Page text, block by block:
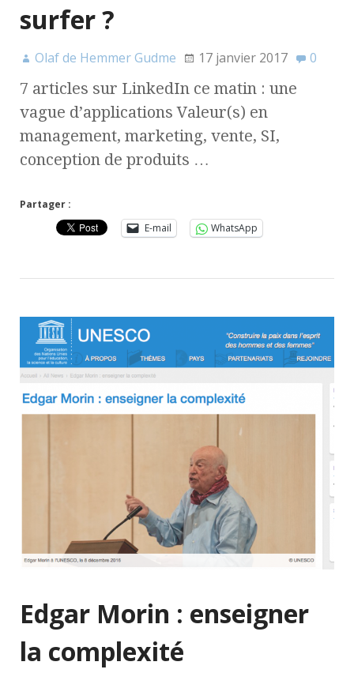
surfer ?
Olaf de Hemmer Gudme 17 janvier 2017 0
7 articles sur LinkedIn ce matin : une
vague d’applications Valeur(s) en
management, marketing, vente, SI,
conception de produits …
Partager :
E-mail
WhatsApp
Edgar Morin : enseigner
la complexité